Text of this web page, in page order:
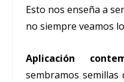
Esto nos enseña a
no siempre veamos
Aplicación
sembramos